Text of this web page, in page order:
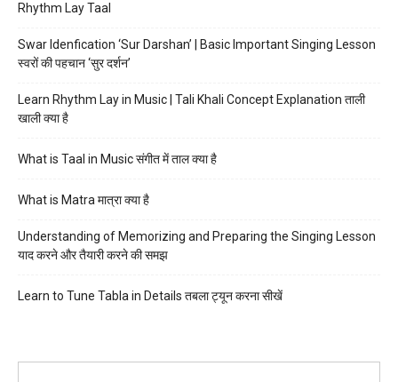
Rhythm Lay Taal
Swar Idenfication ‘Sur Darshan’ | Basic Important Singing Lesson
स्वरों की पहचान ‘सुर दर्शन’
Learn Rhythm Lay in Music | Tali Khali Concept Explanation ताली
खाली क्या है
What is Taal in Music संगीत में ताल क्या है
What is Matra मात्रा क्या है
Understanding of Memorizing and Preparing the Singing Lesson
याद करने और तैयारी करने की समझ
Learn to Tune Tabla in Details तबला ट्यून करना सीखें